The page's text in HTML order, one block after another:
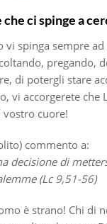
ci spinge a
vi spinga sempre
pregando,
di potergli stare
vi accorgerete che
cuore!
commento a:
decisione di
(Lc 9,51-56)
è strano! Chi di